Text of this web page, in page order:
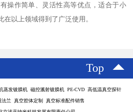
操作简单、灵活性高等优点，适合于小
以上领域得到了广泛使用。
Top
蒸发镀膜机 磁控溅射镀膜机 PE-CVD 高低温真空探针
兰 真空腔体定制 真空标准配件销售